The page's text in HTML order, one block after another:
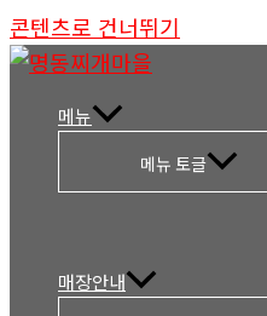
콘텐츠로 건너뛰기
메뉴
메뉴 토글
매장안내